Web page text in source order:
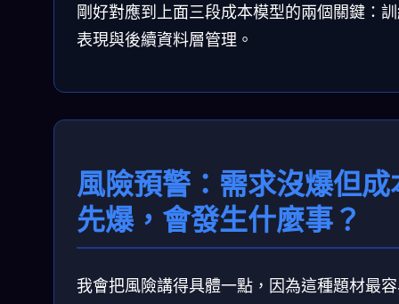
剛好對應到上面三段成本模型的兩個關鍵：
表現與後續資料層管理。
風險預警：需求沒爆但成
先爆，會發生什麼事？
我會把風險講得具體一點，因為這種題材最